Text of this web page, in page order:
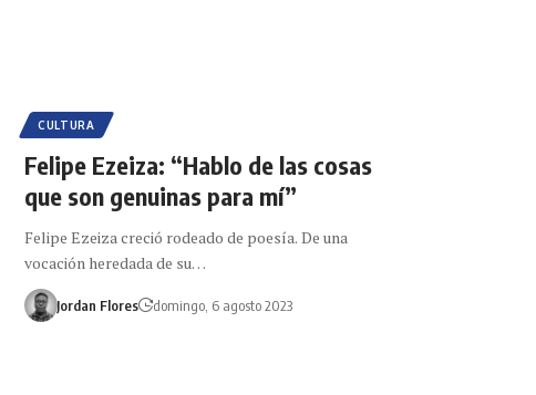
CULTURA
Felipe Ezeiza: “Hablo de las cosas
que son genuinas para mí”
Felipe Ezeiza creció rodeado de poesía. De una
vocación heredada de su…
Jordan Flores domingo, 6 agosto 2023